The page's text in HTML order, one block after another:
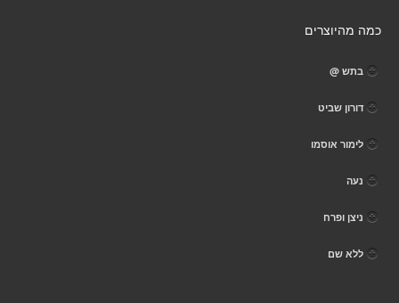
כמה מהיוצרים
בתש @
דורון שביט
לימור אוסמו
נעה
ניצן ופרח
ללא שם